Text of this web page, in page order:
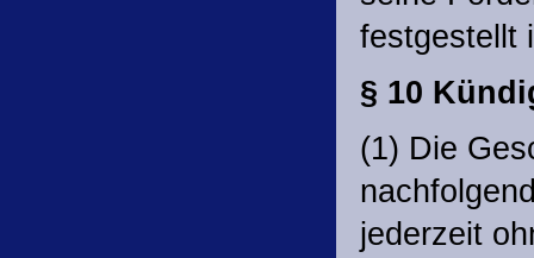
festgestellt
§ 10
(1) Die
jederzeit